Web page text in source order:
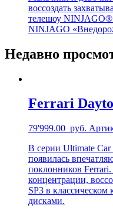
воссоздать
телешоу
NINJAGO
Недавно
Ferrari
79'999.00 руб.
В серии Ultimate
появилась
поклонников
концентрации,
SP3 в
дисками.